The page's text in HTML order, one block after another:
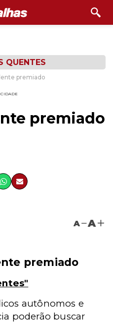
QUENTES
premiado
premiado
A A
premiado
autônomos e
poderão buscar